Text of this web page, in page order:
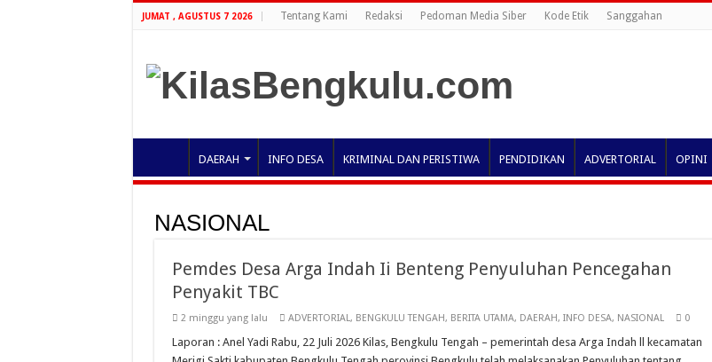
JUMAT , AGUSTUS 7 2026 Tentang Kami Redaksi Pedoman Media Siber Kode Etik Sanggahan
DAERAH INFO DESA KRIMINAL DAN PERISTIWA PENDIDIKAN ADVERTORIAL OPINI
NASIONAL
Pemdes Desa Arga Indah Ii Benteng Penyuluhan Pencegahan
Penyakit TBC
2 minggu yang lalu ADVERTORIAL, BENGKULU TENGAH, BERITA UTAMA, DAERAH, INFO DESA, NASIONAL 0
Laporan : Anel Yadi Rabu, 22 Juli 2026 Kilas, Bengkulu Tengah – pemerintah desa Arga Indah ll kecamatan